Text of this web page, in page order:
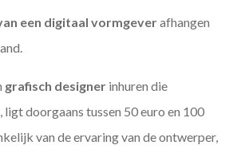
een digitaal vormgeverafhangen
grafisch designer inhuren die
doorgaans tussen 50 euro en 100
van de ervaring van de ontwerper,